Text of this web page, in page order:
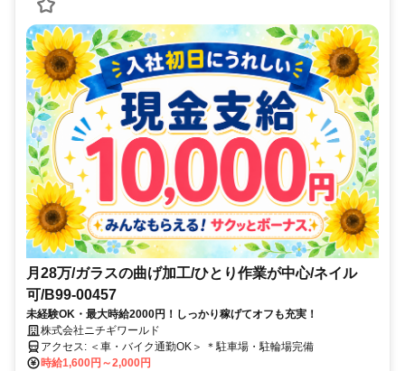
月28万/ガラスの曲げ加工/ひとり作業が中心/ネイル
可/B99-00457
未経験OK・最大時給2000円！しっかり稼げてオフも充実！
株式会社ニチギワールド
アクセス: ＜車・バイク通勤OK＞ ＊駐車場・駐輪場完備
時給1,600円～2,000円